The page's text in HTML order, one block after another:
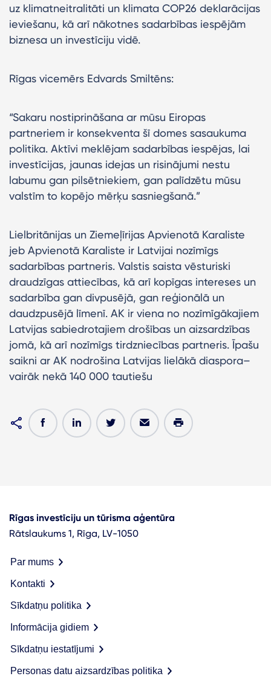
uz klimatneitralitāti un klimata COP26 deklarācijas
ieviešanu, kā arī nākotnes sadarbības iespējām
biznesa un investīciju vidē.
Rīgas vicemērs Edvards Smiltēns:
“Sakaru nostiprināšana ar mūsu Eiropas
partneriem ir konsekventa šī domes sasaukuma
politika. Aktīvi meklējam sadarbības iespējas, lai
investīcijas, jaunas idejas un risinājumi nestu
labumu gan pilsētniekiem, gan palīdzētu mūsu
valstīm to kopējo mērķu sasniegšanā.”
Lielbritānijas un Ziemeļīrijas Apvienotā Karaliste
jeb Apvienotā Karaliste ir Latvijai nozīmīgs
sadarbības partneris. Valstis saista vēsturiski
draudzīgas attiecības, kā arī kopīgas intereses un
sadarbība gan divpusējā, gan reģionālā un
daudzpusējā līmenī. AK ir viena no nozīmīgākajiem
Latvijas sabiedrotajiem drošības un aizsardzības
jomā, kā arī nozīmīgs tirdzniecības partneris. Īpašu
saikni ar AK nodrošina Latvijas lielākā diaspora–
vairāk nekā 140 000 tautiešu
Rīgas investīciju un tūrisma aģentūra
Rātslaukums 1, Rīga, LV-1050
Par mums
Kontakti
Sīkdatņu politika
Informācija gidiem
Sīkdatņu iestatījumi
Personas datu aizsardzības politika